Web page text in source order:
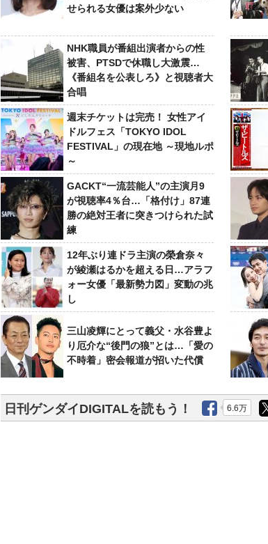
せられる女優は案外少ない
NHK職員が番組出演者からの性
被害、PTSDで休職し大激震…
《番組名を公表しろ》と視聴者大
合唱
週末チケットは完売！ 女性アイ
ドルフェス「TOKYO IDOL
FESTIVAL」の現在地 ～現地ルポ
～
GACKT“一流芸能人”の主演月9
が視聴率4％台…「格付け」87連
勝の絶対王者に突きつけられた試
練
12年ぶり連ドラ主演の榮倉奈々
が綾瀬はるかを超える日…アラフ
ォー女優「最新勢力図」変動の兆
し
三山凌輝にとって義父・水谷豊よ
り厄介な“後門の狼”とは…「愛の
不時着」密会報道が招いた代償
日刊ゲンダイDIGITALを読もう！ 6.6万